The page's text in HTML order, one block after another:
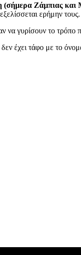
(σήμερα Ζάμπιας και
ερήμην τους.
γυρίσουν το τρόπο
έχει τάφο με το